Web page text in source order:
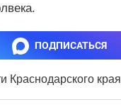
ПОДПИСАТЬСЯ
Краснодарского края